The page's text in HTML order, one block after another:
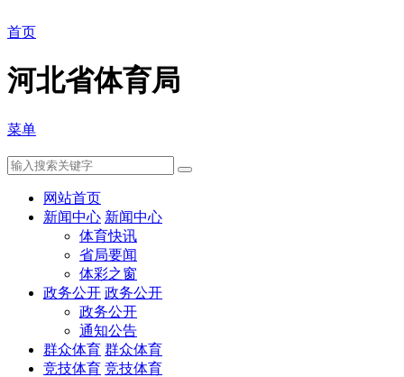
首页
河北省体育局
菜单
网站首页
新闻中心 新闻中心
体育快讯
省局要闻
体彩之窗
政务公开 政务公开
政务公开
通知公告
群众体育 群众体育
竞技体育 竞技体育